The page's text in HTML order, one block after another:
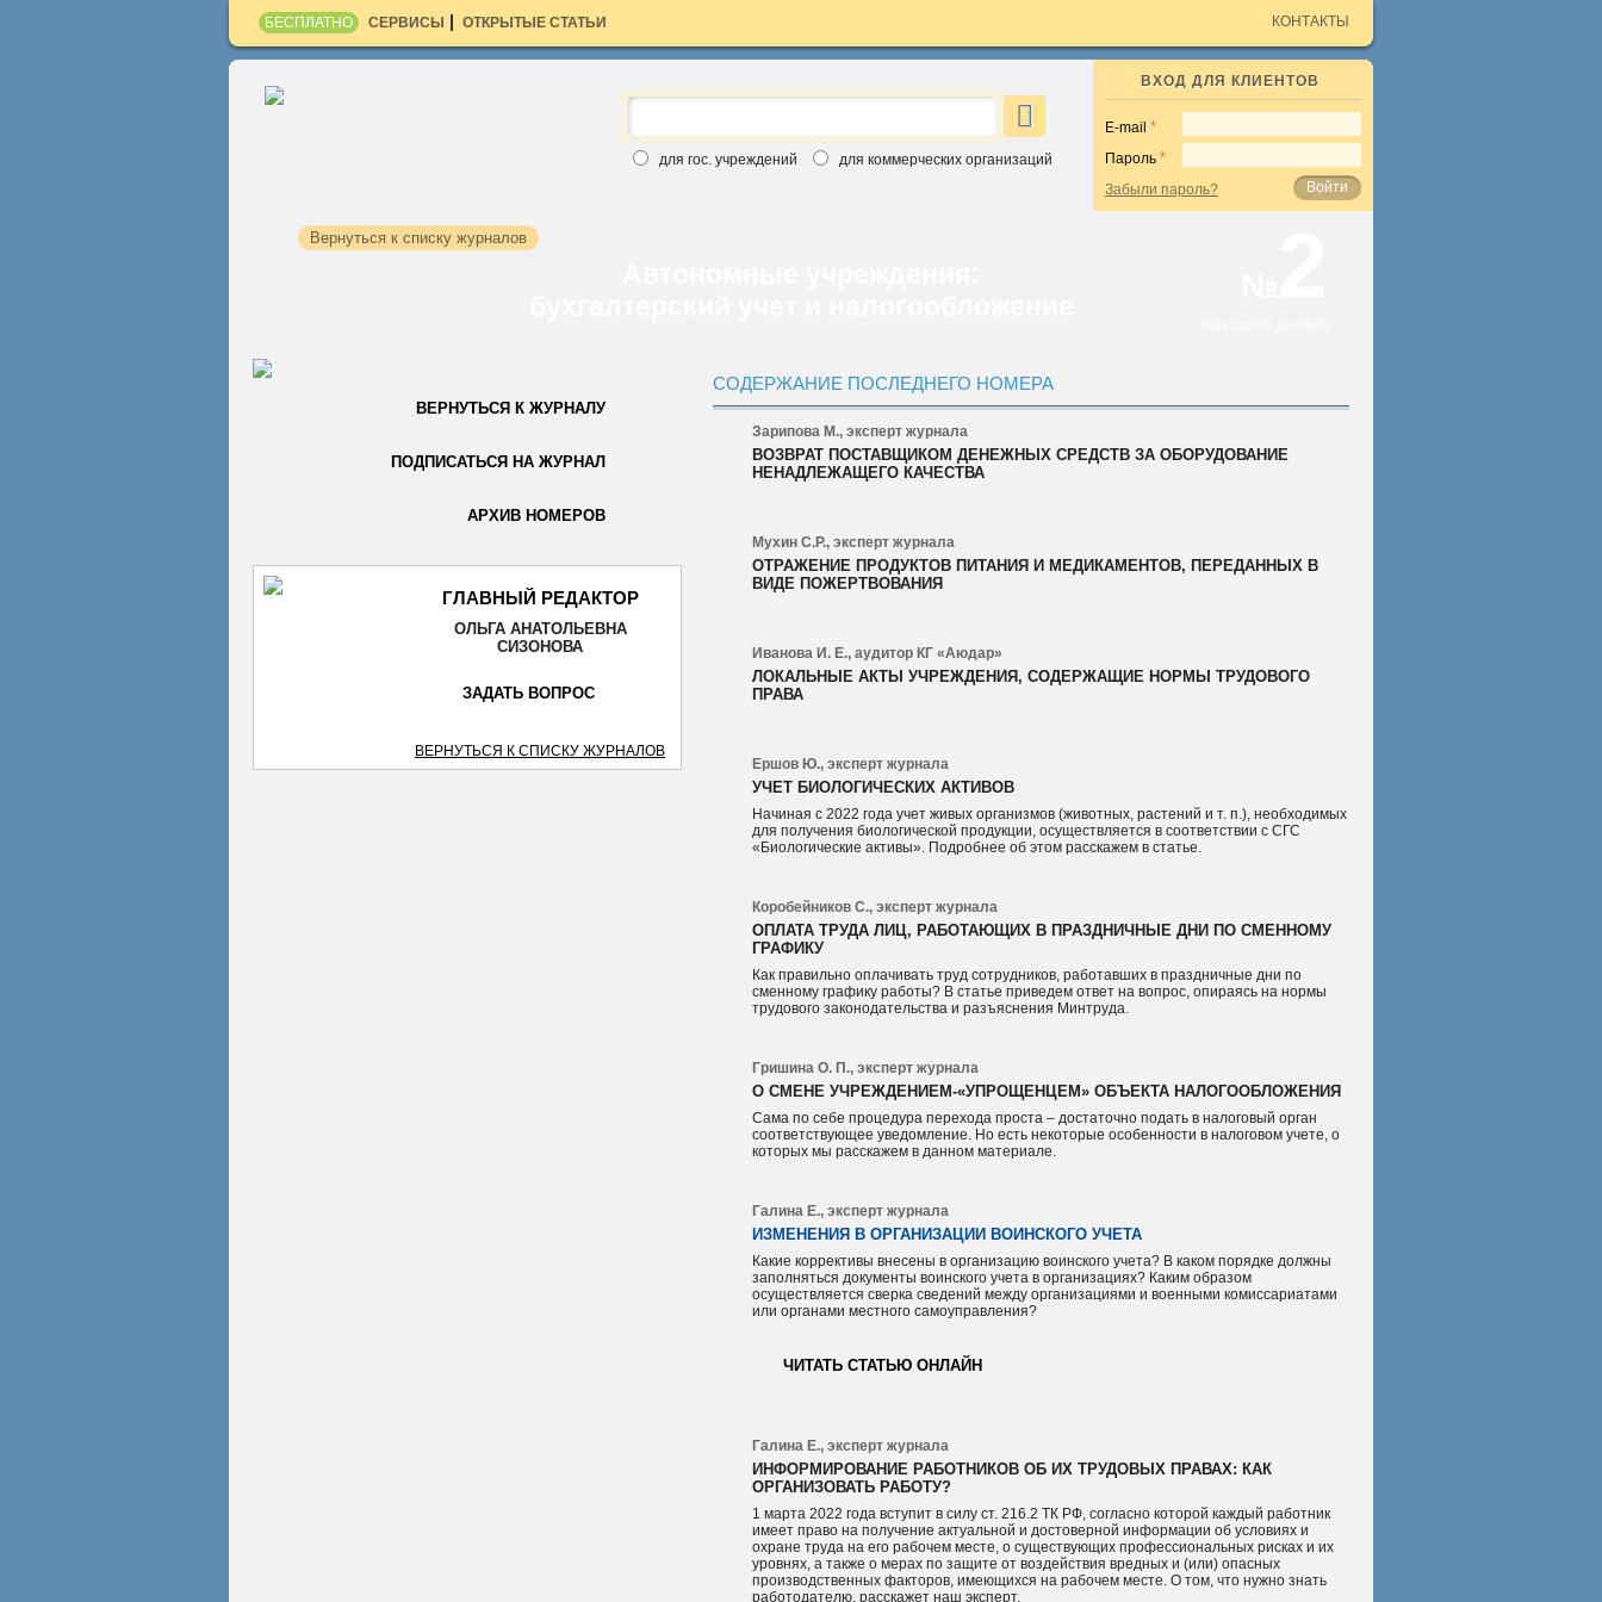
БЕСПЛАТНО СЕРВИСЫ ОТКРЫТЫЕ СТАТЬИ КОНТАКТЫ
для гос. учреждений для коммерческих организаций
ВХОД ДЛЯ КЛИЕНТОВ
E-mail
Пароль
Войти
Забыли пароль?
Вернуться к списку журналов
ВЕРНУТЬСЯ К ЖУРНАЛУ
ПОДПИСАТЬСЯ НА ЖУРНАЛ
АРХИВ НОМЕРОВ
ГЛАВНЫЙ РЕДАКТОР
ОЛЬГА АНАТОЛЬЕВНА
СИЗОНОВА
ЗАДАТЬ ВОПРОС
ВЕРНУТЬСЯ К СПИСКУ ЖУРНАЛОВ
СОДЕРЖАНИЕ ПОСЛЕДНЕГО НОМЕРА
Зарипова М., эксперт журнала
ВОЗВРАТ ПОСТАВЩИКОМ ДЕНЕЖНЫХ СРЕДСТВ ЗА ОБОРУДОВАНИЕ
НЕНАДЛЕЖАЩЕГО КАЧЕСТВА
Мухин С.Р., эксперт журнала
ОТРАЖЕНИЕ ПРОДУКТОВ ПИТАНИЯ И МЕДИКАМЕНТОВ, ПЕРЕДАННЫХ В
ВИДЕ ПОЖЕРТВОВАНИЯ
Иванова И. Е., аудитор КГ «Аюдар»
ЛОКАЛЬНЫЕ АКТЫ УЧРЕЖДЕНИЯ, СОДЕРЖАЩИЕ НОРМЫ ТРУДОВОГО
ПРАВА
Ершов Ю., эксперт журнала
УЧЕТ БИОЛОГИЧЕСКИХ АКТИВОВ
Начиная с 2022 года учет живых организмов (животных, растений и т. п.), необходимых
для получения биологической продукции, осуществляется в соответствии с СГС
«Биологические активы». Подробнее об этом расскажем в статье.
Коробейников С., эксперт журнала
ОПЛАТА ТРУДА ЛИЦ, РАБОТАЮЩИХ В ПРАЗДНИЧНЫЕ ДНИ ПО СМЕННОМУ
ГРАФИКУ
Как правильно оплачивать труд сотрудников, работавших в праздничные дни по
сменному графику работы? В статье приведем ответ на вопрос, опираясь на нормы
трудового законодательства и разъяснения Минтруда.
Гришина О. П., эксперт журнала
О СМЕНЕ УЧРЕЖДЕНИЕМ-«УПРОЩЕНЦЕМ» ОБЪЕКТА НАЛОГООБЛОЖЕНИЯ
Сама по себе процедура перехода проста – достаточно подать в налоговый орган
соответствующее уведомление. Но есть некоторые особенности в налоговом учете, о
которых мы расскажем в данном материале.
Галина Е., эксперт журнала
ИЗМЕНЕНИЯ В ОРГАНИЗАЦИИ ВОИНСКОГО УЧЕТА
Какие коррективы внесены в организацию воинского учета? В каком порядке должны
заполняться документы воинского учета в организациях? Каким образом
осуществляется сверка сведений между организациями и военными комиссариатами
или органами местного самоуправления?
ЧИТАТЬ СТАТЬЮ ОНЛАЙН
Галина Е., эксперт журнала
ИНФОРМИРОВАНИЕ РАБОТНИКОВ ОБ ИХ ТРУДОВЫХ ПРАВАХ: КАК
ОРГАНИЗОВАТЬ РАБОТУ?
1 марта 2022 года вступит в силу ст. 216.2 ТК РФ, согласно которой каждый работник
имеет право на получение актуальной и достоверной информации об условиях и
охране труда на его рабочем месте, о существующих профессиональных рисках и их
уровнях, а также о мерах по защите от воздействия вредных и (или) опасных
производственных факторов, имеющихся на рабочем месте. О том, что нужно знать
работодателю, расскажет наш эксперт.
Введите свои данные, выберите интересный вам журнал и
Для коммерческих организаций
Для государственных учреждений
ОТПРАВИТЬ